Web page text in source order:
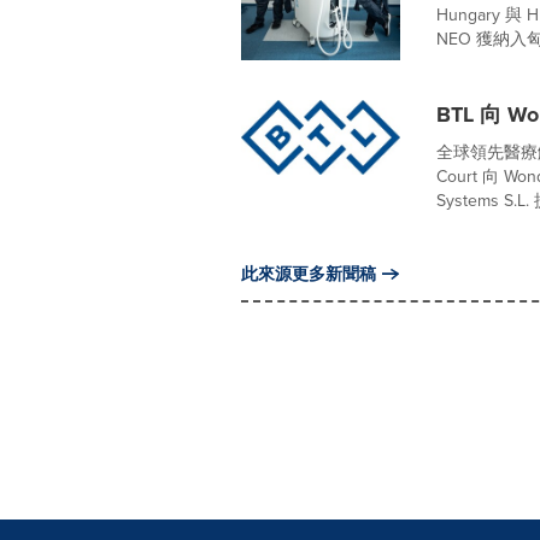
Hungary 與
NEO 獲納入
BTL 向
全球領先醫
Court 向
Systems S.L.
此來源更多新聞稿